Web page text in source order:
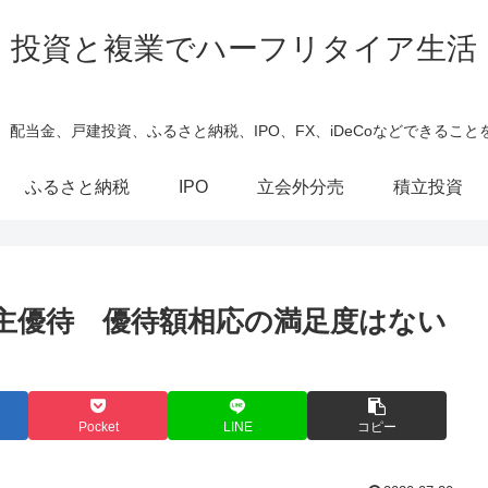
投資と複業でハーフリタイア生活
配当金、戸建投資、ふるさと納税、IPO、FX、iDeCoなどできること
ふるさと納税 IPO 立会外分売 積立投資
優待 優待額相応の満足度はない
Pocket LINE コピー